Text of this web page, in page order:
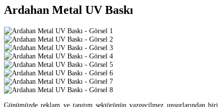
Ardahan Metal UV Baskı
Günümüzde reklam ve tanıtım sektörünün vazgeçilmez unsurlarından biri